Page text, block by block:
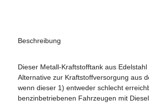
Beschreibung
Dieser Metall-Kraftstofftank aus Edelstahl
Alternative zur Kraftstoffversorgung aus
wenn dieser 1) entweder schlecht
benzinbetriebenen Fahrzeugen mit